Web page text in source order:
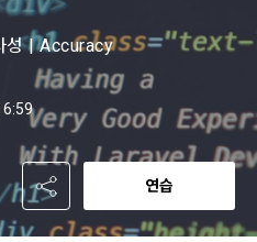
XP
전체 XP
0
사용 XP
0
회사”)와 “회원” 간에 정보 서
관한 필요한 사항을 약속하여
원”은 모든 약관에 동의해야 하
용한다는 것은 “회원”이 본 약
미하며 본 약관은 “회원”이 서비
다. 본 약관은 저작권 분쟁 정책
보 처리방침
본)
호를 여러 경영요소 가운데 최
이콘주식회사(이하 ‘데이콘’ 또
료까지 정보통신망 이용촉진 및
정보통신망법’), 개인정보보호법
철저히 준수합니다.
형 서비스 및 상품 추천, 각종
보 목적 등의 광고성 정보를 전자
알림톡), 푸시, 전화 등을 통해
성 | Accuracy
연습